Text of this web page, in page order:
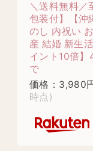
＼送料無料／
包装付】【沖
のし 内祝い
産 結婚 新生
イント10倍
で
価格：3,980
時点)